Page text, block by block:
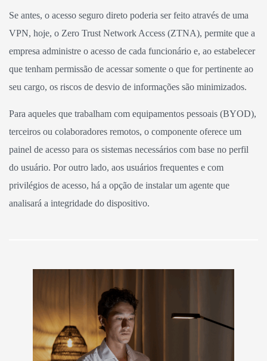
Se antes, o acesso seguro direto poderia ser feito através de uma
VPN, hoje, o Zero Trust Network Access (ZTNA), permite que a
empresa administre o acesso de cada funcionário e, ao estabelecer
que tenham permissão de acessar somente o que for pertinente ao
seu cargo, os riscos de desvio de informações são minimizados.
Para aqueles que trabalham com equipamentos pessoais (BYOD),
terceiros ou colaboradores remotos, o componente oferece um
painel de acesso para os sistemas necessários com base no perfil
do usuário. Por outro lado, aos usuários frequentes e com
privilégios de acesso, há a opção de instalar um agente que
analisará a integridade do dispositivo.